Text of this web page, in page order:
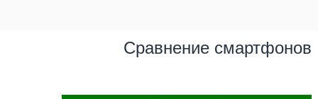
Сравнение смартфонов